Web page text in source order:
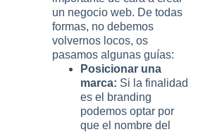
un negocio web. De todas
formas, no debemos
volvernos locos, os
pasamos algunas guías:
Posicionar una
marca: Si la finalidad
es el branding
podemos optar por
que el nombre del